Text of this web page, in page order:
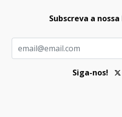
Subscreva a
Siga-nos!